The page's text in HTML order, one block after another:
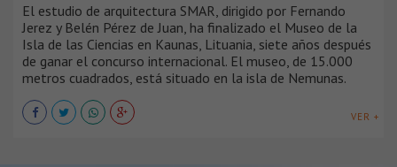
El estudio de arquitectura SMAR, dirigido por Fernando
Jerez y Belén Pérez de Juan, ha finalizado el Museo de la
Isla de las Ciencias en Kaunas, Lituania, siete años después
de ganar el concurso internacional. El museo, de 15.000
metros cuadrados, está situado en la isla de Nemunas.
VER +